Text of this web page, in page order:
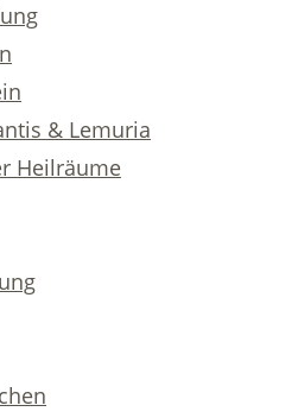
& Lemuria
Heilräume